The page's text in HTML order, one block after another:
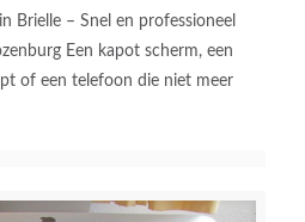
Brielle – Snel en professioneel
Een kapot scherm, een
of een telefoon die niet meer